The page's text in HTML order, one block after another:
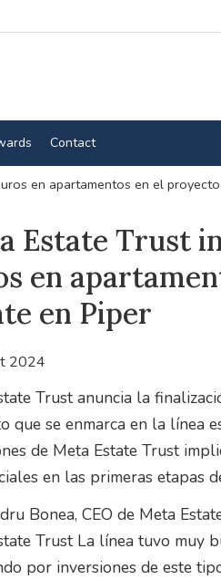
Contact
en apartamentos en el
Estate Trust
en
en Piper
2024
Trust anuncia la
que se enmarca en la línea
de Meta Estate Trust
en las primeras etapas
Bonea, CEO de Meta
Trust La línea tuvo muy
por inversiones de este